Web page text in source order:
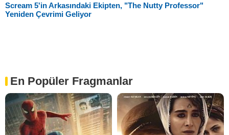
Scream 5'in Arkasındaki Ekipten, "The Nutty Professor"
Yeniden Çevrimi Geliyor
En Popüler Fragmanlar